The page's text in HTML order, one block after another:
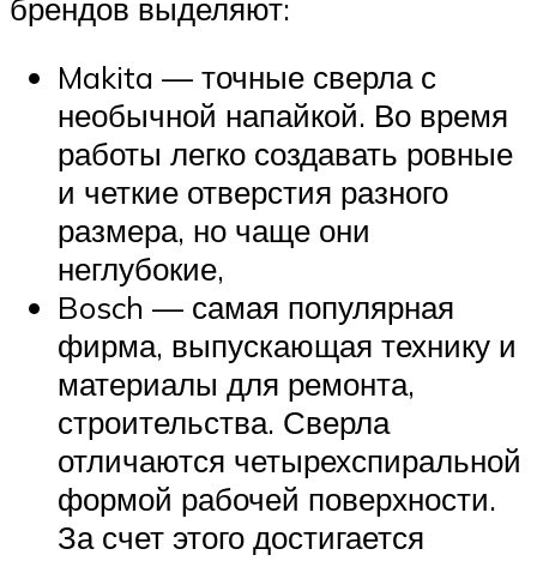
брендов выделяют:
Makita — точные сверла с
необычной напайкой. Во время
работы легко создавать ровные
и четкие отверстия разного
размера, но чаще они
неглубокие,
Bosch — самая популярная
фирма, выпускающая технику и
материалы для ремонта,
строительства. Сверла
отличаются четырехспиральной
формой рабочей поверхности.
За счет этого достигается